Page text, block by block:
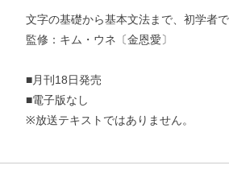
他にも商品を買う
文字の基礎から基本文法まで、初学者
監修：キム・ウネ〔金恩愛〕
■月刊18日発売
■電子版なし
※放送テキストではありません。